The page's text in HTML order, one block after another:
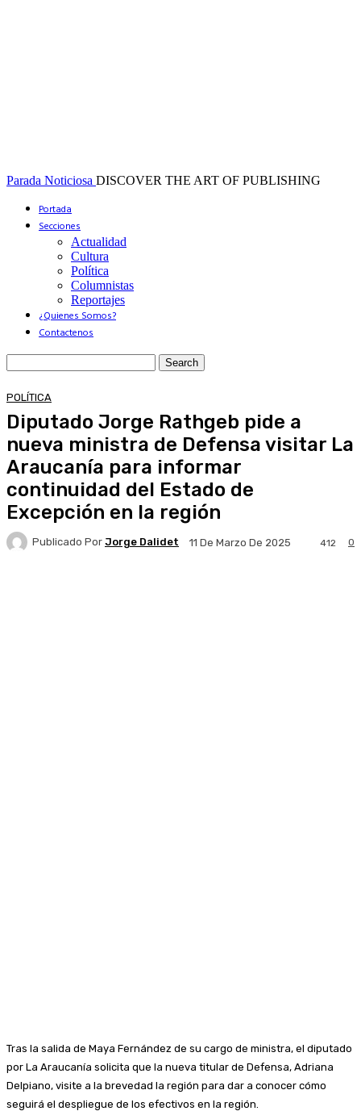
Parada Noticiosa DISCOVER THE ART OF PUBLISHING
Portada
Secciones
Actualidad
Cultura
Política
Columnistas
Reportajes
¿Quienes Somos?
Contactenos
POLÍTICA
Diputado Jorge Rathgeb pide a
nueva ministra de Defensa visitar La
Araucanía para informar
continuidad del Estado de
Excepción en la región
Publicado Por Jorge Dalidet 11 De Marzo De 2025 0
412
Tras la salida de Maya Fernández de su cargo de ministra, el diputado
por La Araucanía solicita que la nueva titular de Defensa, Adriana
Delpiano, visite a la brevedad la región para dar a conocer cómo
seguirá el despliegue de los efectivos en la región.